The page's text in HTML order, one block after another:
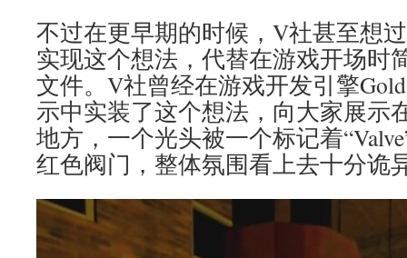
不过在更早期的时候，V社甚至想
实现这个想法，代替在游戏开场时
文件。V社曾经在游戏开发引擎
示中实装了这个想法，向大家展示
地方，一个光头被一个标记着
红色阀门，整体氛围看上去十分诡